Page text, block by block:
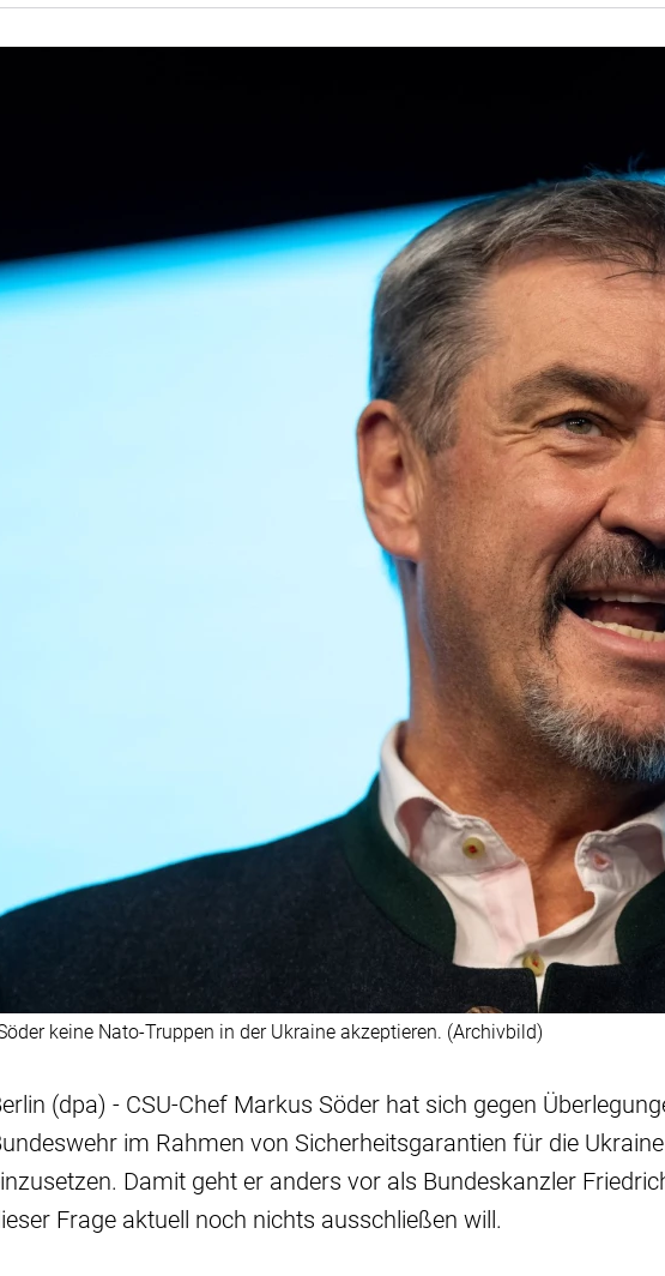
keine Nato-Truppen in der Ukraine akzeptieren. (Archivbild)
(dpa) - CSU-Chef Markus Söder hat sich gegen
im Rahmen von Sicherheitsgarantien für die
Damit geht er anders vor als Bundeskanzler
Frage aktuell noch nichts ausschließen will.